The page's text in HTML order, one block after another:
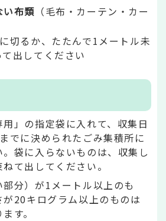
い布類 （毛布・カーテン・カー
切るか、たたんで1メートル未
出してください
用」の指定袋に入れて、収集日
でに決められたごみ集積所に
袋に入らないものは、収集し
て出してください。
分）が1メートル以上のも
20キログラム以上のものは
す。